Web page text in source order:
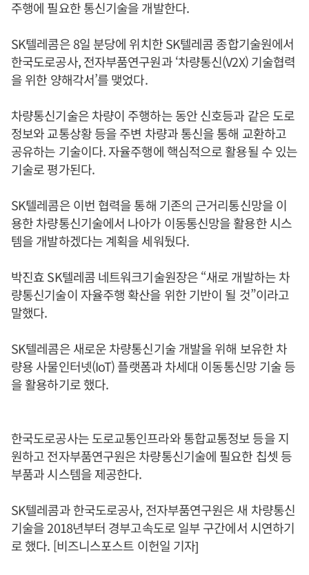
주행에 필요한 통신기술을 개발한다.
SK텔레콤은 8일 분당에 위치한 SK텔레콤 종합기술원에서
한국도로공사, 전자부품연구원과 ‘차량통신(V2X) 기술협력
을 위한 양해각서’를 맺었다.
차량통신기술은 차량이 주행하는 동안 신호등과 같은 도로
정보와 교통상황 등을 주변 차량과 통신을 통해 교환하고
공유하는 기술이다. 자율주행에 핵심적으로 활용될 수 있는
기술로 평가된다.
SK텔레콤은 이번 협력을 통해 기존의 근거리통신망을 이
용한 차량통신기술에서 나아가 이동통신망을 활용한 시스
템을 개발하겠다는 계획을 세워뒀다.
박진효 SK텔레콤 네트워크기술원장은 “새로 개발하는 차
량통신기술이 자율주행 확산을 위한 기반이 될 것”이라고
말했다.
SK텔레콤은 새로운 차량통신기술 개발을 위해 보유한 차
량용 사물인터넷(IoT) 플랫폼과 차세대 이동통신망 기술 등
을 활용하기로 했다.
한국도로공사는 도로교통인프라와 통합교통정보 등을 지
원하고 전자부품연구원은 차량통신기술에 필요한 칩셋 등
부품과 시스템을 제공한다.
SK텔레콤과 한국도로공사, 전자부품연구원은 새 차량통신
기술을 2018년부터 경부고속도로 일부 구간에서 시연하기
로 했다. [비즈니스포스트 이헌일 기자]